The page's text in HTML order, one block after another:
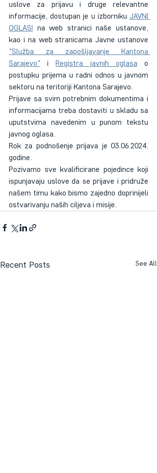
uslove za prijavu i druge relevantne
informacije, dostupan je u izborniku JAVNI
OGLASI na web stranici naše ustanove,
"Služba za zapošljavanje Kantona
Sarajevo" i Registra javnih oglasa o
postupku prijema u radni odnos u javnom
sektoru na teritoriji Kantona Sarajevo.
Prijave sa svim potrebnim dokumentima i
informacijama treba dostaviti u skladu sa
uputstvima navedenim u punom tekstu
javnog oglasa.
Rok za podnošenje prijava je 03.06.2024.
godine.
Pozivamo sve kvalificirane pojedince koji
ispunjavaju uslove da se prijave i pridruže
našem timu kako bismo zajedno doprinijeli
ostvarivanju naših ciljeva i misije.
Recent Posts See All